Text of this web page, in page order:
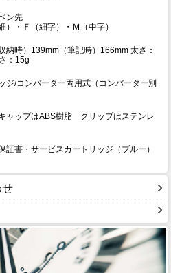
ン先
）・Ｆ（細字）・Ｍ（中字）
納時）139mm（筆記時）166mm 太さ：
：15g
ジ/コンバーター両用式（コンバーター別
ャップはABS樹脂 クリップはステンレ
証書・サービスカートリッジ（ブルー）
せ